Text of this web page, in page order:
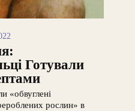
Готували
«обвуглені
рослин» в